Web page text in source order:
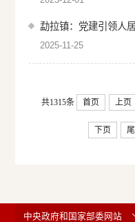
勐拉镇：党建引领人
2025-11-25
共1315条 首页 上页
下页
中央政府和国家部委网站